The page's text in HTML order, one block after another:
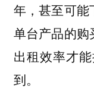
年，甚至可能
单台产品的
出租效率才
到。